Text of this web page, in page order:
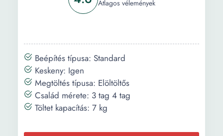
Átlagos vélemények
Beépítés típusa: Standard
Keskeny: Igen
Megtöltés típusa: Elöltöltős
Család mérete: 3 tag 4 tag
Töltet kapacítás: 7 kg